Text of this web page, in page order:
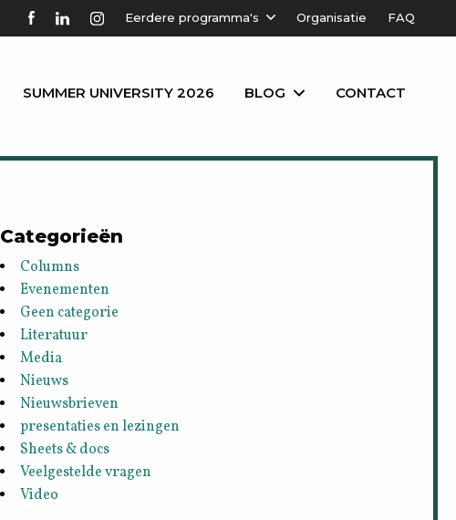
Eerdere programma's Organisatie FAQ
SUMMER UNIVERSITY 2026 BLOG CONTACT
Categorieën
Columns
Evenementen
Geen categorie
Literatuur
Media
Nieuws
Nieuwsbrieven
presentaties en lezingen
Sheets & docs
Veelgestelde vragen
Video